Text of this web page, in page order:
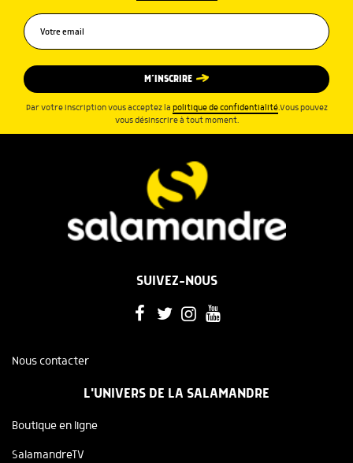
M’INSCRIRE
Par votre inscription vous acceptez la politique de confidentialité.Vous pouvez
vous désinscrire à tout moment.
SUIVEZ-NOUS
Nous contacter
L'UNIVERS DE LA SALAMANDRE
Boutique en ligne
SalamandreTV